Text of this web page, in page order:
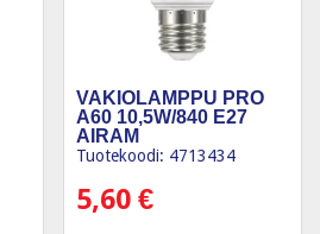
VAKIOLAMPPU PRO
A60 10,5W/840 E27
AIRAM
Tuotekoodi: 4713434
5,60€